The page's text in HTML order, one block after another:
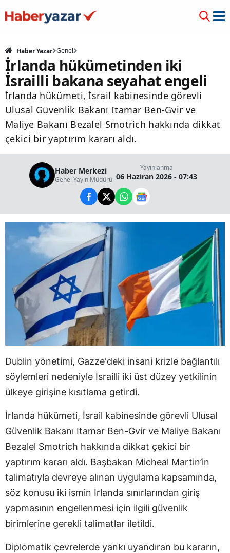
Haber Yazar Genel
İrlanda hükümetinden iki
İsrailli bakana seyahat engeli
İrlanda hükümeti, İsrail kabinesinde görevli
Ulusal Güvenlik Bakanı Itamar Ben-Gvir ve
Maliye Bakanı Bezalel Smotrich hakkında dikkat
çekici bir yaptırım kararı aldı.
Haber Merkezi
Genel Yayın Müdürü
Yayınlanma
06 Haziran 2026 - 07:43
Dublin yönetimi, Gazze'deki insani krizle bağlantılı
söylemleri nedeniyle İsrailli iki üst düzey yetkilinin
ülkeye girişine kısıtlama getirdi.
İrlanda hükümeti, İsrail kabinesinde görevli Ulusal
Güvenlik Bakanı Itamar Ben-Gvir ve Maliye Bakanı
Bezalel Smotrich hakkında dikkat çekici bir
yaptırım kararı aldı. Başbakan Micheal Martin’in
talimatıyla devreye alınan uygulama kapsamında,
söz konusu iki ismin İrlanda sınırlarından giriş
yapmasının engellenmesi için ilgili güvenlik
birimlerine gerekli talimatlar iletildi.
Diplomatik çevrelerde yankı uyandıran bu kararın,